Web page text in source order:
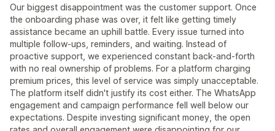
Our biggest disappointment was the customer support. Once
the onboarding phase was over, it felt like getting timely
assistance became an uphill battle. Every issue turned into
multiple follow-ups, reminders, and waiting. Instead of
proactive support, we experienced constant back-and-forth
with no real ownership of problems. For a platform charging
premium prices, this level of service was simply unacceptable.
The platform itself didn't justify its cost either. The WhatsApp
engagement and campaign performance fell well below our
expectations. Despite investing significant money, the open